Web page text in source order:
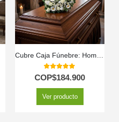
5.00out of 5
COP$184.900
Ver producto